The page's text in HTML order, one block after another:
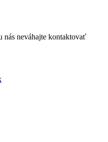
nás neváhajte kontaktovať